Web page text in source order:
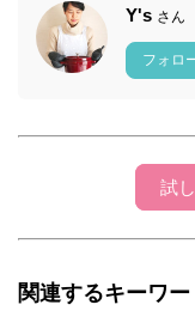
Y's さん
フォロ
試
関連するキーワー